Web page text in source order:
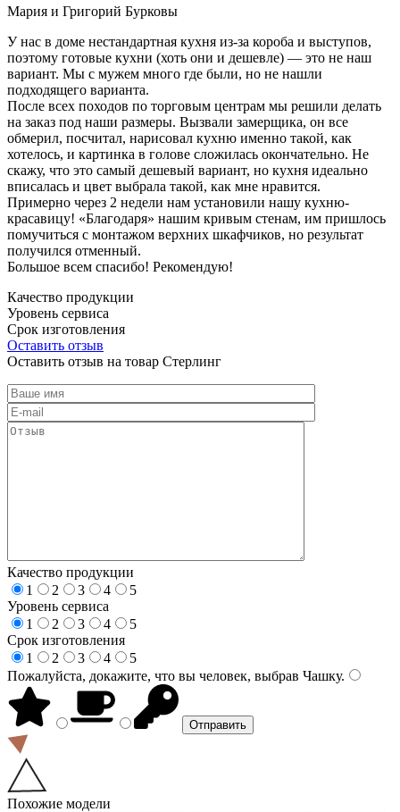
Мария и Григорий Бурковы
У нас в доме нестандартная кухня из-за короба и выступов,
поэтому готовые кухни (хоть они и дешевле) — это не наш
вариант. Мы с мужем много где были, но не нашли
подходящего варианта.
После всех походов по торговым центрам мы решили делать
на заказ под наши размеры. Вызвали замерщика, он все
обмерил, посчитал, нарисовал кухню именно такой, как
хотелось, и картинка в голове сложилась окончательно. Не
скажу, что это самый дешевый вариант, но кухня идеально
вписалась и цвет выбрала такой, как мне нравится.
Примерно через 2 недели нам установили нашу кухню-
красавицу! «Благодаря» нашим кривым стенам, им пришлось
помучиться с монтажом верхних шкафчиков, но результат
получился отменный.
Большое всем спасибо! Рекомендую!
Качество продукции
Уровень сервиса
Срок изготовления
Оставить отзыв
Оставить отзыв на товар Стерлинг
Качество продукции
1
2 3 4
5
Уровень сервиса
1
2 3 4
5
Срок изготовления
1
2 3 4
5
Пожалуйста, докажите, что вы человек, выбрав Чашку.
Похожие модели